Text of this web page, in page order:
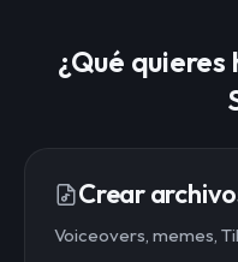
¿Qué
Crear
Voiceovers, memes,